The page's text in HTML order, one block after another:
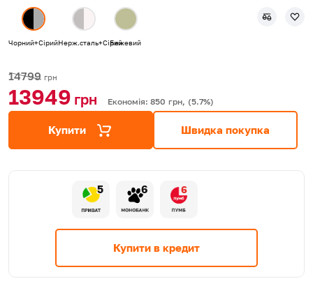
Чорний+СірийНерж.сталь+СірийБежевий
14799 грн
13949 грн Економія: 850 грн, (5.7%)
Купити Швидка покупка
5 6 6
Купити в кредит